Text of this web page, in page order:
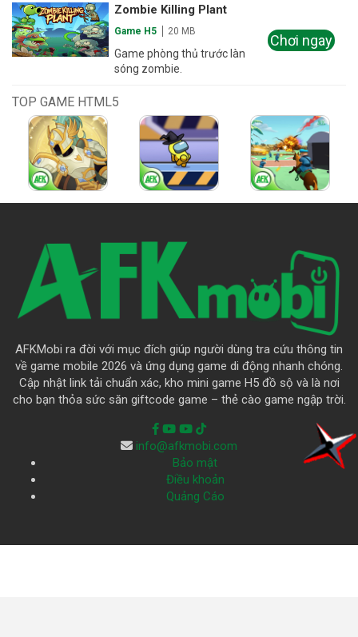
Zombie Killing Plant
Game H5 20 MB
Game phòng thủ trước làn
sóng zombie.
Chơi ngay
TOP GAME HTML5
AFKMobi ra đời với mục đích giúp người dùng tra cứu thông tin
về game mobile 2026 và ứng dụng game di động nhanh chóng.
Cập nhật link tải chuẩn xác, kho mini game H5 đồ sộ và là nơi
cho bạn thỏa sức săn giftcode game – thẻ cào game ngập trời.
info@afkmobi.com
Bảo mật
Điều khoản
Quảng Cáo